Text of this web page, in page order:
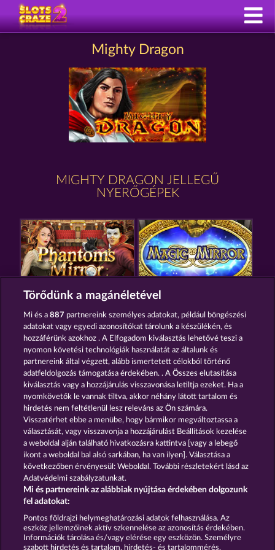
Mighty Dragon
MIGHTY DRAGON JELLEGŰ
NYERŐGÉPEK
PHANTOMS MIRROR MAGIC MIRROR
THE GRIFFIN CREATURES OF THE NIGHT
Részvételi feltételek
Adatkezelési tájékoztató Impresszum
A cég GYIK
Törődünk a magánéletével
Mi és a887 partnereink személyes adatokat, például böngészési
adatokat vagy egyedi azonosítókat tárolunk a készülékén, és
hozzáférünk azokhoz . A Elfogadom kiválasztás lehetővé teszi a
nyomon követési technológiák használatát az általunk és
partnereink által végzett, alább ismertetett célokból történő
adatfeldolgozás támogatása érdekében. . A Összes elutasítása
kiválasztás vagy a hozzájárulás visszavonása letiltja ezeket. Ha a
nyomkövetők le vannak tiltva, akkor néhány látott tartalom és
hirdetés nem feltétlenül lesz releváns az Ön számára.
Visszatérhet ebbe a menübe, hogy bármikor megváltoztassa a
választását, vagy visszavonja a hozzájárulást Beállítások kezelése
a weboldal alján található hivatkozásra kattintva [vagy a lebegő
ikont a weboldal bal alsó sarkában, ha van ilyen]. Választása a
következőben érvényesül: Weboldal. További részletekért lásd az
Adatvédelmi szabályzatunkat.
Mi és partnereink az alábbiak nyújtása érdekében dolgozunk
fel adatokat:
Pontos földrajzi helymeghatározási adatok felhasználása. Az
eszköz jellemzőinek aktív szkennelése az azonosítás érdekében.
Információk tárolása és/vagy elérése egy eszközön. Személyre
szabott hirdetés és tartalom, hirdetés- és tartalommérés,